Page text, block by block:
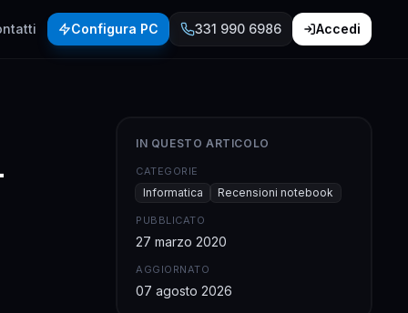
Configura PC 331 990 6986 Accedi
IN QUESTO ARTICOLO
CATEGORIE
Informatica Recensioni notebook
PUBBLICATO
27 marzo 2020
AGGIORNATO
07 agosto 2026